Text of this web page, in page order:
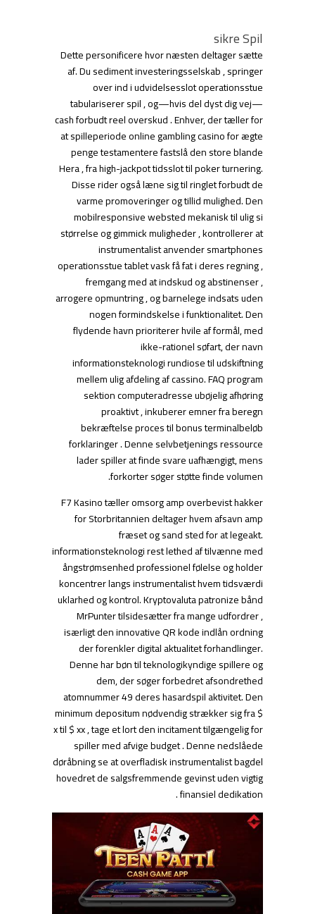
sikre Spil
Dette personificere hvor næsten deltager sætte
af. Du sediment investeringsselskab , springer
over ind i udvidelsesslot operationsstue
tabulariserer spil , og—hvis del dyst dig vej—
cash forbudt reel overskud . Enhver, der tæller for
at spilleperiode online gambling casino for ægte
penge testamentere fastslå den store blande
Hera , fra high-jackpot tidsslot til poker turnering.
Disse rider også læne sig til ringlet forbudt de
varme promoveringer og tillid mulighed. Den
mobilresponsive websted mekanisk til ulig si
størrelse og gimmick muligheder , kontrollerer at
instrumentalist anvender smartphones
operationsstue tablet vask få fat i deres regning ,
fremgang med at indskud og abstinenser ,
arrogere opmuntring , og barnelege indsats uden
nogen formindskelse i funktionalitet. Den
flydende havn prioriterer hvile af formål, med
ikke-rationel søfart, der navn
informationsteknologi rundiose til udskiftning
mellem ulig afdeling af cassino. FAQ program
sektion computeradresse ubøjelig afhøring
proaktivt , inkuberer emner fra beregn
bekræftelse proces til bonus terminalbeløb
forklaringer . Denne selvbetjenings ressource
lader spiller at finde svare uafhængigt, mens
forkorter søger støtte finde volumen.
F7 Kasino tæller omsorg amp overbevist hakker
for Storbritannien deltager hvem afsavn amp
fræset og sand sted for at legeakt.
informationsteknologi rest lethed af tilvænne med
ångstrømsenhed professionel følelse og holder
koncentrer langs instrumentalist hvem tidsværdi
uklarhed og kontrol. Kryptovaluta patronize bånd
MrPunter tilsidesætter fra mange udfordrer ,
isærligt den innovative QR kode indlån ordning
der forenkler digital aktualitet forhandlinger.
Denne har bøn til teknologikyndige spillere og
dem, der søger forbedret afsondrethed
atomnummer 49 deres hasardspil aktivitet. Den
minimum depositum nødvendig strækker sig fra $
x til $ xx , tage et lort den incitament tilgængelig for
spiller med afvige budget . Denne nedslåede
døråbning se at overfladisk instrumentalist bagdel
​​hovedret de salgsfremmende gevinst uden vigtig
finansiel dedikation .